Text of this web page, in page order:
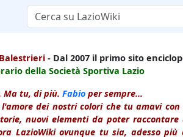
- Dal 2007 il primo sito
della Società Sportiva Lazio
Ma tu, di più. Fabio per sempre...
dei nostri colori che tu amavi
nuovi elementi da poter
LazioWiki ovunque tu sia, adesso